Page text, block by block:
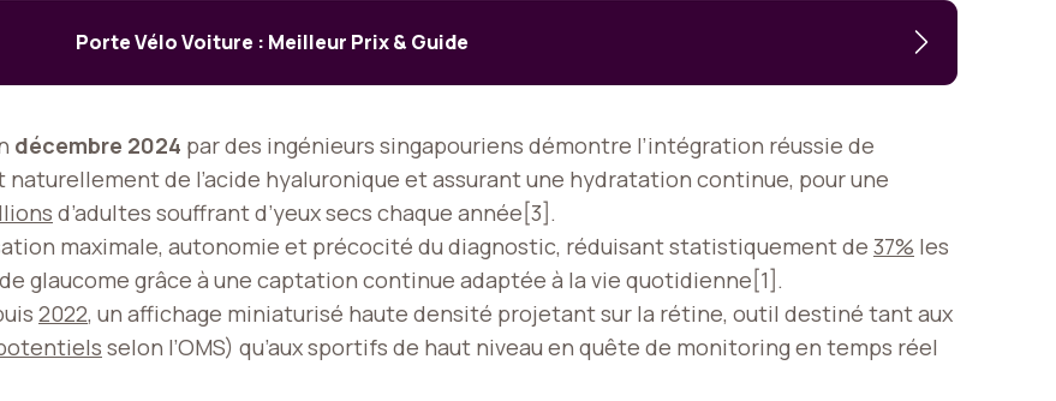
Porte Vélo Voiture : Meilleur Prix & Guide
décembre 2024 par des ingénieurs singapouriens démontre l’intégration réussie de
naturellement de l’acide hyaluronique et assurant une hydratation continue, pour une
d’adultes souffrant d’yeux secs chaque année[3].
maximale, autonomie et précocité du diagnostic, réduisant statistiquement de 37% les
glaucome grâce à une captation continue adaptée à la vie quotidienne[1].
2022, un affichage miniaturisé haute densité projetant sur la rétine, outil destiné tant aux
selon l’OMS) qu’aux sportifs de haut niveau en quête de monitoring en temps réel